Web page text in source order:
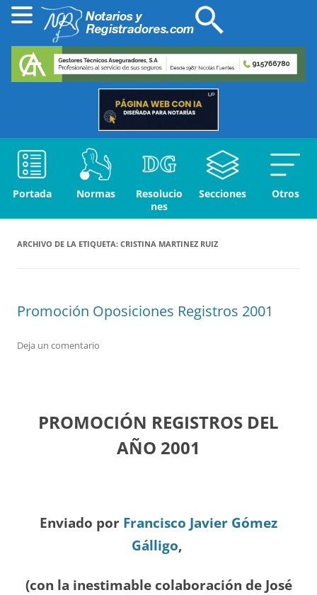
Portada Normas
Resolucio
nes
Secciones Otros
ARCHIVO DE LA ETIQUETA: CRISTINA MARTINEZ RUIZ
Promoción Oposiciones Registros 2001
Deja un comentario
PROMOCIÓN REGISTROS DEL
AÑO 2001
Enviado por Francisco Javier Gómez
Gálligo,
(con la inestimable colaboración de José